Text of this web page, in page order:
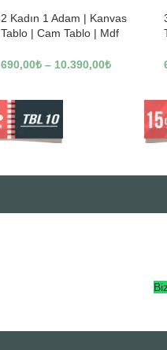
2 Kadın 1 Adam | Kanvas
Tablo | Cam Tablo | Mdf
690,00₺ – 10.390,00₺